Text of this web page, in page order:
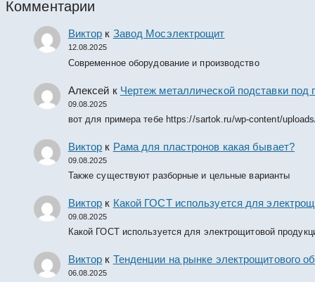
Комментарии
Виктор к Завод Мосэлектрощит
12.08.2025
Современное оборудование и производство
Алексей к Чертеж металлической подставки
09.08.2025
вот для примера тебе https://sartok.ru/wp-content/
Виктор к Рама для пластронов какая бывает?
09.08.2025
Также существуют разборные и цельные варианты
Виктор к Какой ГОСТ используется для
09.08.2025
Какой ГОСТ используется для электрощитовой
Виктор к Тенденции на рынке электрощитового
06.08.2025